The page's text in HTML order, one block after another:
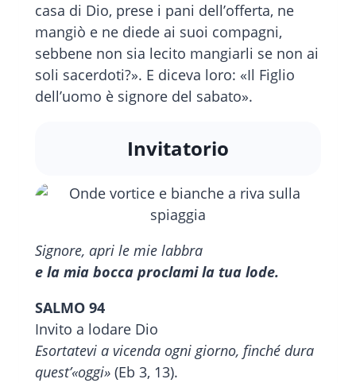
casa di Dio, prese i pani dell’offerta, ne
mangiò e ne diede ai suoi compagni,
sebbene non sia lecito mangiarli se non ai
soli sacerdoti?». E diceva loro: «Il Figlio
dell’uomo è signore del sabato».
Invitatorio
Signore, apri le mie labbra
e la mia bocca proclami la tua lode.
SALMO 94
Invito a lodare Dio
Esortatevi a vicenda ogni giorno, finché dura
quest’«oggi» (Eb 3, 13).